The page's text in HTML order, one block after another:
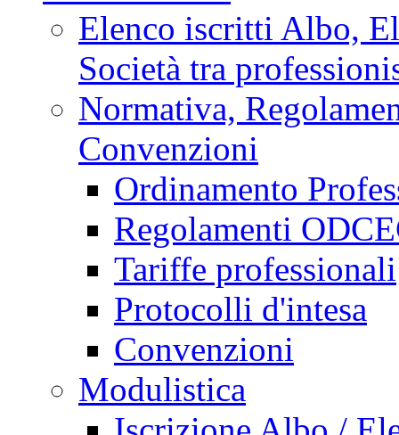
Elenco iscritti Albo,
Società tra
Normativa,
Convenzioni
Ordinamento
Regolamenti
Tariffe professionali
Protocolli d'intesa
Convenzioni
Modulistica